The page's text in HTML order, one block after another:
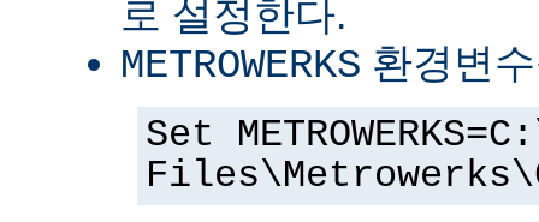
로 설정한다.
METROWERKS 환경변
Set